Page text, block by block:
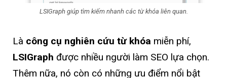
LSIGraph giúp tìm kiếm nhanh các từ khóa liên quan.
Là công cụ nghiên cứu từ khóa miễn phí,
LSIGraph được nhiều người làm SEO lựa chọn.
Thêm nữa, nó còn có những ưu điểm nổi bật